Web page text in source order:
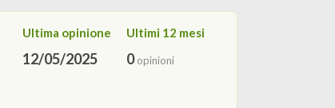
Ultima opinione
12/05/2025
Ultimi 12 mesi
0opinioni